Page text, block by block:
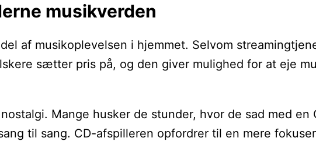
musikverden
af musikoplevelsen i hjemmet. Selvom
sætter pris på, og den giver mulighed for at eje
Mange husker de stunder, hvor de sad med
til sang. CD-afspilleren opfordrer til en mere